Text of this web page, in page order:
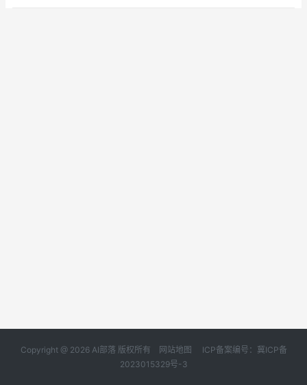
Copyright @ 2026 AI部落 版权所有 网站地图
ICP备案编号：冀ICP备
2023015329号-3